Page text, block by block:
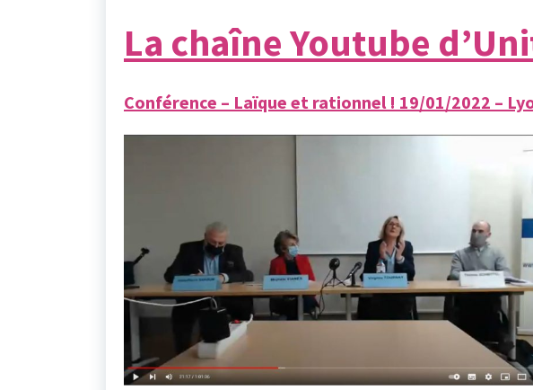
La chaîne Youtube
Conférence – Laïque et rationnel ! 19/01/2022 –